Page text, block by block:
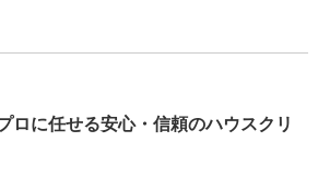
ロに任せる安心・信頼のハウスクリ